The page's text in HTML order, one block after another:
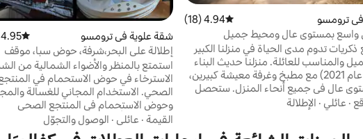
ترومسو متوسط التقييم 4.94 من 5، 18 مراجعات
4.94 (18)
واسع بمستوى عالٍ ومحيط جميل
ذكريات تدوم مدى الحياة في منزلنا الكبير
والجميل والمناسب للعائلة. منزلنا حديث البناء
(من عام 2021) مع مطبخ وغرفة معيشة كبيرين،
عالٍ في جميع أنحاء المنزل. ستحصل
هنا على 4 غرف نوم وحمامين وغرفة غسيل مع
ملابس ومجفف ملابس ودش إضافي
· عائلي · الإطلالة
شقة علوية في ترومسو متوسط التقييم
4.95 (187)
إطلالة على البحر،شرفة، حوض سبا، موقف
سيارات مجاني
استمتع بالمنظر والأضواء الشمالية من
الاسترخاء في حوض الاستحمام في
الصحي. الاستخدام المجاني للغسالة
وحوض الاستحمام في المنتجع الصحي
والمناشف وأغطية الأسرة والمنظفات
وتلفزيون الكابل/الإنترنت غرفتا نوم مع أسرّة
القيمة · عائلي · الوصول والتجوّل